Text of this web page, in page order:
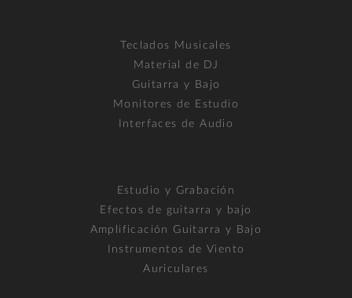
Teclados Musicales
Material de DJ
Guitarra y Bajo
Monitores de Estudio
Interfaces de Audio
Estudio y Grabación
Efectos de guitarra y bajo
Amplificación Guitarra y Bajo
Instrumentos de Viento
Auriculares